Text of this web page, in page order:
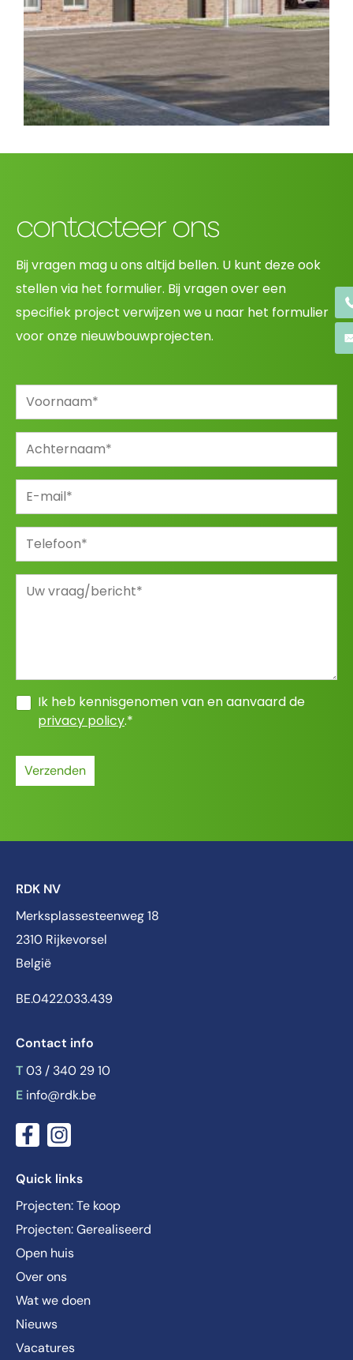
Ik heb kennisgenomen van en aanvaard de
privacy policy.*
Verzenden
contacteer ons
Bij vragen mag u ons altijd bellen. U kunt deze ook
stellen via het formulier. Bij vragen over een
specifiek project verwijzen we u naar het formulier
voor onze nieuwbouwprojecten.
RDK NV
Merksplassesteenweg 18
2310 Rijkevorsel
België
BE.0422.033.439
Contact info
T 03 / 340 29 10
E info@rdk.be
Quick links
Projecten: Te koop
Projecten: Gerealiseerd
Open huis
Over ons
Wat we doen
Nieuws
Vacatures